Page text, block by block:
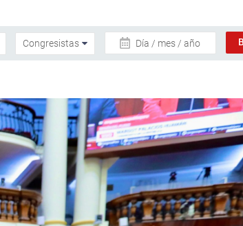
Día / mes / año